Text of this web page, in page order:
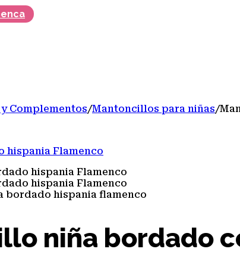
Complementos/Mantoncillos para niñas/
niña bordado